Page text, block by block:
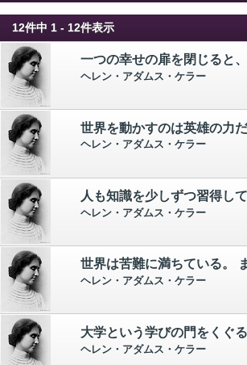
12件中 1 - 12件表示
ヘレン・アダムス・ケラー
ヘレン・アダムス・ケラー
ヘレン・アダムス・ケラー
ヘレン・アダムス・ケラー
ヘレン・アダムス・ケラー